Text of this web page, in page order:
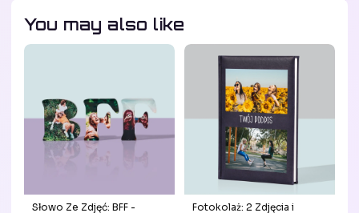
You may also like
Słowo Ze Zdjęć: BFF - Fotokolaż: 2 Zdjęcia i